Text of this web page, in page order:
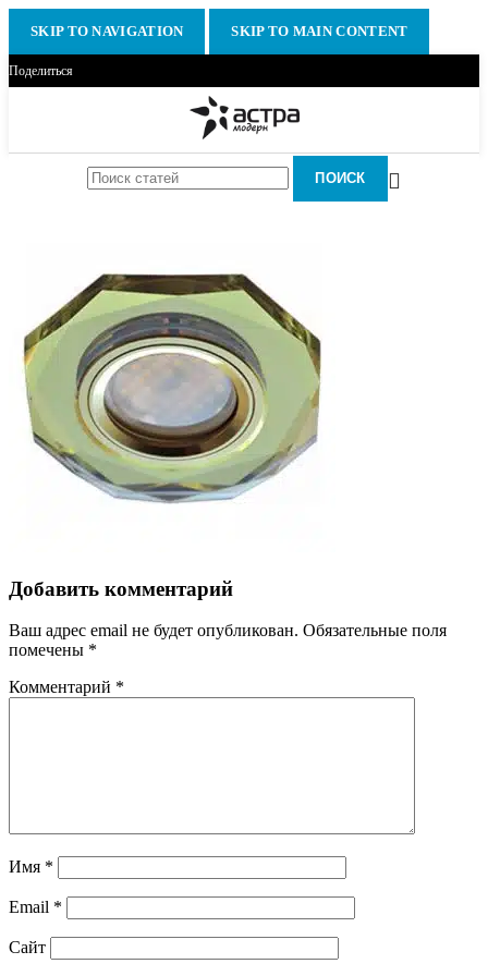
SKIP TO NAVIGATION SKIP TO MAIN CONTENT
Поделиться
ПОИСК
Добавить комментарий
Ваш адрес email не будет опубликован. Обязательные поля
помечены *
Комментарий *
Имя *
Email *
Сайт